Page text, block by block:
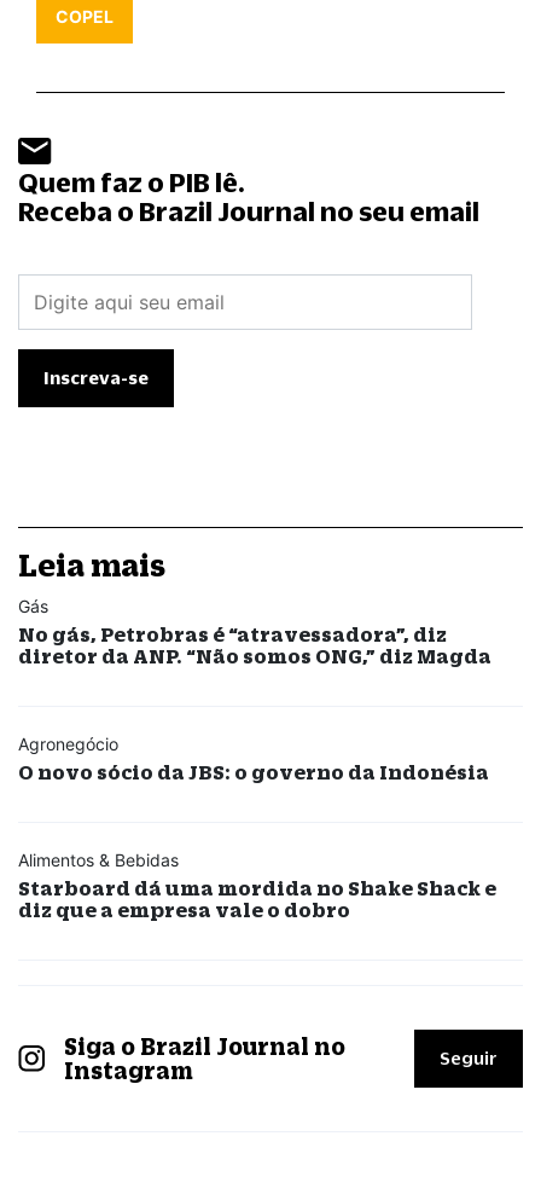
COPEL
Quem faz o PIB lê.
Receba o Brazil Journal no seu email
Leia mais
Gás
No gás, Petrobras é “atravessadora”, diz
diretor da ANP. “Não somos ONG,” diz Magda
Agronegócio
O novo sócio da JBS: o governo da Indonésia
Alimentos & Bebidas
Starboard dá uma mordida no Shake Shack e
diz que a empresa vale o dobro
Siga o Brazil Journal no
Instagram
Seguir